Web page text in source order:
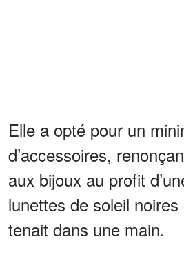
Elle a opté pour un
d’accessoires,
aux bijoux au profit
lunettes de soleil noires
tenait dans une main.